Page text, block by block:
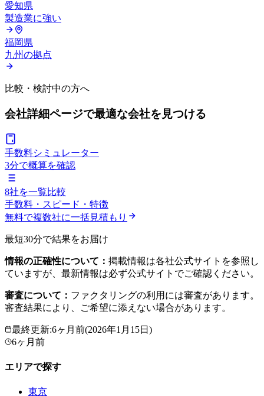
愛知県
製造業に強い
福岡県
九州の拠点
比較・検討中の方へ
会社詳細ページで最適な会社を見つける
手数料シミュレーター
3分で概算を確認
8社を一覧比較
手数料・スピード・特徴
無料で複数社に一括見積もり
最短30分で結果をお届け
情報の正確性について： 掲載情報は各社公式サイトを参照し
ていますが、最新情報は必ず公式サイトでご確認ください。
審査について： ファクタリングの利用には審査があります。
審査結果により、ご希望に添えない場合があります。
最終更新:6ヶ月前(2026年1月15日 )
6ヶ月前
エリアで探す
東京